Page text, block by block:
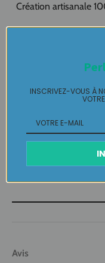
Création artisanale
Avis
INSCRIVEZ-VOUS À